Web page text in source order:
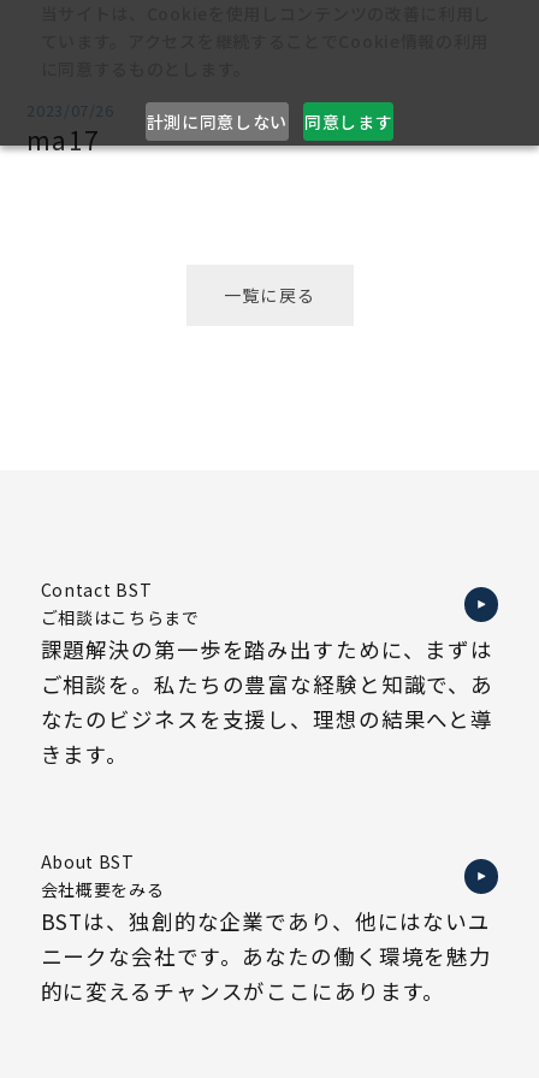
計測に同意しない 同意します
2023/07/26
ma17
一覧に戻る
Contact BST
ご相談はこちらまで
課題解決の第一歩を踏み出すために、まずは
ご相談を。私たちの豊富な経験と知識で、あ
なたのビジネスを支援し、理想の結果へと導
きます。
About BST
会社概要をみる
BSTは、独創的な企業であり、他にはないユ
ニークな会社です。あなたの働く環境を魅力
的に変えるチャンスがここにあります。